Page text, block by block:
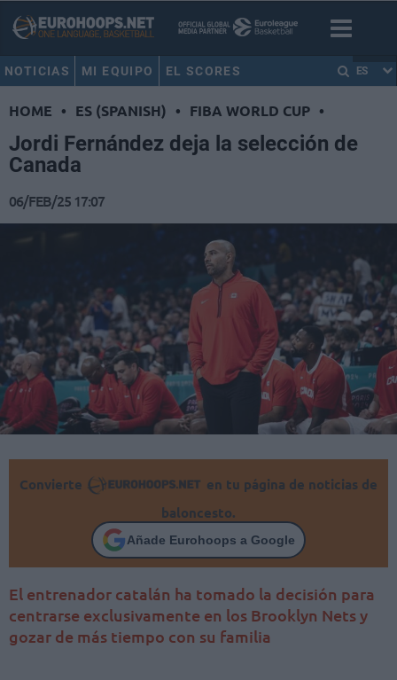
NOTICIAS MI EQUIPO EL SCORES ES
HOME • ES (SPANISH) • FIBA WORLD CUP •
Jordi Fernández deja la selección de
Canada
06/FEB/25 17:07
Convierte
en tu página de noticias de
baloncesto.
Añade Eurohoops a Google
El entrenador catalán ha tomado la decisión para
centrarse exclusivamente en los Brooklyn Nets y
gozar de más tiempo con su familia